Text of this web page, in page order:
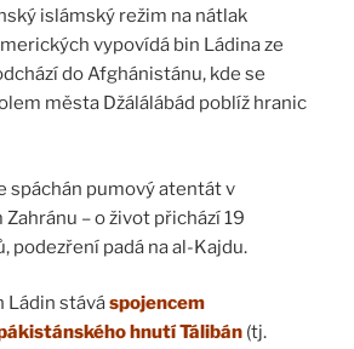
islámský režim na nátlak
vypovídá bin Ládina ze
do Afghánistánu, kde se
města Džálálábád poblíž hranic
spáchán pumový atentát v
– o život přichází 19
podezření padá na al-Kajdu.
Ládin stáváspojencem
hnutí Tálibán (tj.